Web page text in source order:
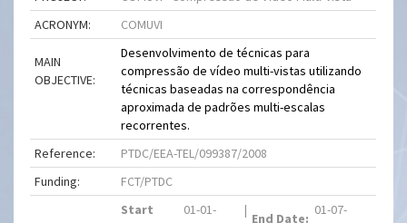
ACRONYM:
COMUVI
MAIN
OBJECTIVE:
Desenvolvimento de técnicas para
compressão de vídeo multi-vistas utilizando
técnicas baseadas na correspondência
aproximada de padrões multi-escalas
recorrentes.
Reference:
PTDC/EEA-TEL/099387/2008
Funding:
FCT/PTDC
Start
01-01-
|
End Date:
01-07-